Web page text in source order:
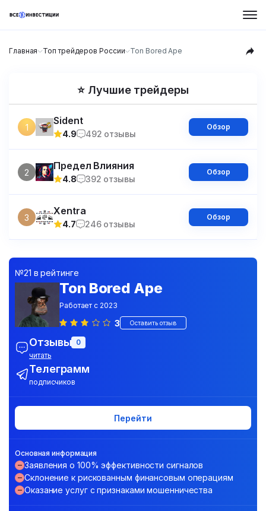
Главная Топ трейдеров России Ton Bored Ape
⭐ Лучшие трейдеры
1
Sident
4.9 492 отзывы
Обзор
2
Предел Влияния
4.8 392 отзывы
Обзор
3
Xentra
4.7 246 отзывы
Обзор
№21 в рейтинге
Ton Bored Ape
Работает с 2023
3 Оставить отзыв
Отзывы 0
читать
Телеграмм
подписчиков
Основная информация
Заявления о 100% эффективности сигналов
Склонение к рискованным финансовым операциям
Оказание услуг с признаками мошенничества
Перейти